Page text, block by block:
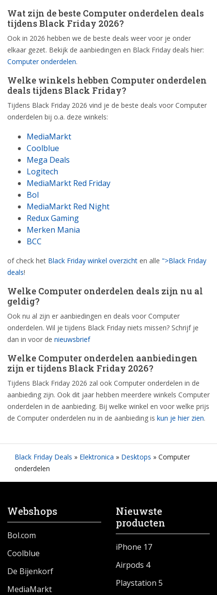
Wat zijn de beste Computer onderdelen deals
tijdens Black Friday 2026?
Ook in 2026 hebben we de beste deals weer voor je onder
elkaar gezet. Bekijk de aanbiedingen en Black Friday deals hier:
Computer onderdelen.
Welke winkels hebben Computer onderdelen
deals tijdens Black Friday?
Tijdens Black Friday 2026 vind je de beste deals voor Computer
onderdelen bij o.a. deze winkels:
MediaMarkt
Coolblue
Mega Deals
Logitech
MediaMarkt Red Friday
Bol
MediaMarkt Red Night
Redux Gaming
Merken Mania
BCC
of check het Black Friday winkel overzicht en alle ">Black Friday
deals!
Welke Computer onderdelen deals zijn nu al
geldig?
Ook nu al zijn er aanbiedingen en deals voor Computer
onderdelen. Wil je tijdens Black Friday niets missen? Schrijf je
dan in voor de nieuwsbrief
Welke Computer onderdelen aanbiedingen
zijn er tijdens Black Friday 2026?
Tijdens Black Friday 2026 zal ook Computer onderdelen in de
aanbieding zijn. Ook dit jaar hebben meerdere winkels Computer
onderdelen in de aanbieding. Bij welke winkel en voor welke prijs
de Computer onderdelen nu in de aanbieding is kun je hier zien.
Black Friday Deals » Elektronica » Desktops » Computer
onderdelen
Webshops
Bol.com
Coolblue
De Bijenkorf
MediaMarkt
Nieuwste
producten
iPhone 17
Airpods 4
Playstation 5